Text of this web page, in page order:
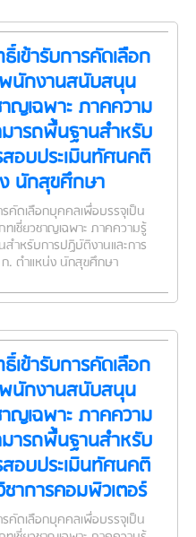
ข้ารับการคัดเลือก
นักงานสนับสนุน
าญเฉพาะ ภาคความ
มารถพื้นฐานสำหรับ
อบประเมินทัศนคติ
นักสุขศึกษา
คัดเลือกบุคคลเพื่อบรรจุเป็น
เชี่ยวชาญเฉพาะ ภาคความรู้
สำหรับการปฏิบัติงานและการ
. ตำแหน่ง นักสุขศึกษา
ข้ารับการคัดเลือก
นักงานสนับสนุน
าญเฉพาะ ภาคความ
มารถพื้นฐานสำหรับ
อบประเมินทัศนคติ
าการคอมพิวเตอร์
คัดเลือกบุคคลเพื่อบรรจุเป็น